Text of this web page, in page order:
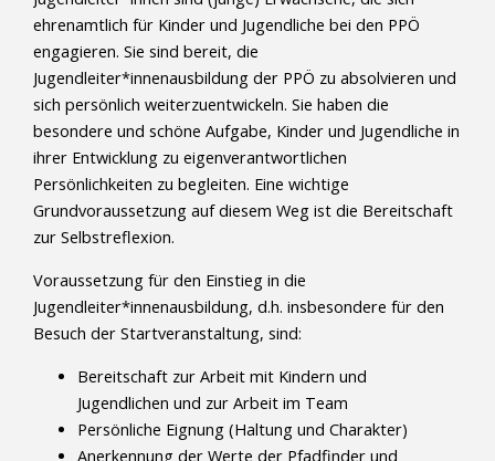
ehrenamtlich für Kinder und Jugendliche bei den PPÖ
engagieren. Sie sind bereit, die
Jugendleiter*innenausbildung der PPÖ zu absolvieren und
sich persönlich weiterzuentwickeln. Sie haben die
besondere und schöne Aufgabe, Kinder und Jugendliche in
ihrer Entwicklung zu eigenverantwortlichen
Persönlichkeiten zu begleiten. Eine wichtige
Grundvoraussetzung auf diesem Weg ist die Bereitschaft
zur Selbstreflexion.
Voraussetzung für den Einstieg in die
Jugendleiter*innenausbildung, d.h. insbesondere für den
Besuch der Startveranstaltung, sind:
Bereitschaft zur Arbeit mit Kindern und
Jugendlichen und zur Arbeit im Team
Persönliche Eignung (Haltung und Charakter)
Anerkennung der Werte der Pfadfinder und